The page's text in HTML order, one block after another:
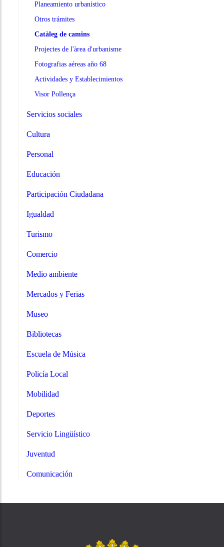
Planeamiento urbanístico
Otros trámites
Catàleg de camins
Projectes de l'àrea d'urbanisme
Fotografias aéreas año 68
Actividades y Establecimientos
Visor Pollença
Servicios sociales
Cultura
Personal
Educación
Participación Ciudadana
Igualdad
Turismo
Comercio
Medio ambiente
Mercados y Ferias
Museo
Bibliotecas
Escuela de Música
Policía Local
Mobilidad
Deportes
Servicio Lingüístico
Juventud
Comunicación